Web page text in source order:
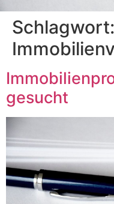
Schlagwort:
gesucht